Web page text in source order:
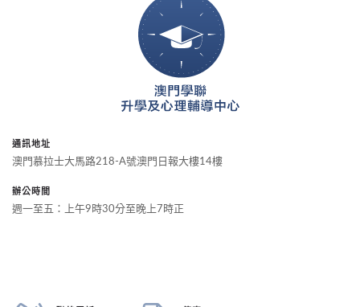
通訊地址
澳門慕拉士大馬路218-A號澳門日報大樓14樓
辦公時間
週一至五：上午9時30分至晚上7時正